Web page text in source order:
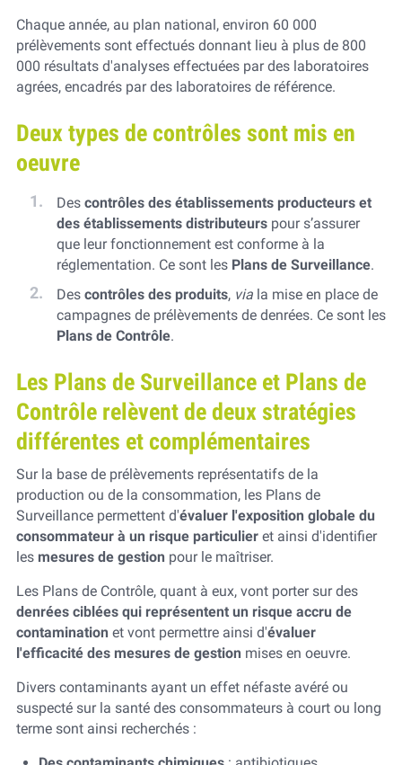
Chaque année, au plan national, environ 60 000
prélèvements sont effectués donnant lieu à plus de 800
000 résultats d'analyses effectuées par des laboratoires
agrées, encadrés par des laboratoires de référence.
Deux types de contrôles sont mis en
oeuvre
Des contrôles des établissements producteurs et
des établissements distributeurs pour s’assurer
que leur fonctionnement est conforme à la
réglementation. Ce sont les Plans de Surveillance.
Des contrôles des produits, viala mise en place de
campagnes de prélèvements de denrées. Ce sont les
Plans de Contrôle.
Les Plans de Surveillance et Plans de
Contrôle relèvent de deux stratégies
différentes et complémentaires
Sur la base de prélèvements représentatifs de la
production ou de la consommation, les Plans de
Surveillance permettent d'évaluer l'exposition globale du
consommateur à un risque particulieret ainsi d'identifier
les mesures de gestion pour le maîtriser.
Les Plans de Contrôle, quant à eux, vont porter sur des
denrées ciblées qui représentent un risque accru de
contamination et vont permettre ainsi d'évaluer
l'efficacité des mesures de gestion mises en oeuvre.
Divers contaminants ayant un effet néfaste avéré ou
suspecté sur la santé des consommateurs à court ou long
terme sont ainsi recherchés :